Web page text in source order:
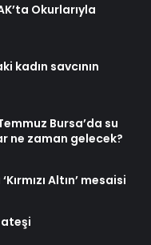
Okurlarıyla
kadın savcının
Bursa’da su
ne zaman gelecek?
Altın’ mesaisi
ateşi